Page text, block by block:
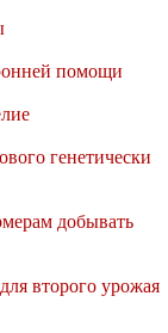
помощи
генетически
добывать
второго урожая